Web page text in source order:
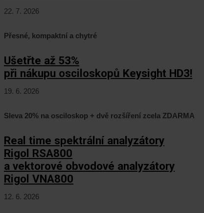
22. 7. 2026
Přesné, kompaktní a chytré
Ušetřte až 53%
při nákupu osciloskopů Keysight HD3!
19. 6. 2026
Sleva 20% na osciloskop + dvě rozšíření zcela ZDARMA
Real time spektrální analyzátory
Rigol RSA800
a vektorové obvodové analyzátory
Rigol VNA800
12. 6. 2026